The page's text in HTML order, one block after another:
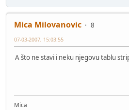
Mica Milovanovic
8
07-03-2007, 15:03:55
A što ne stavi i neku njegovu tablu
Mica